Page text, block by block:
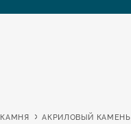
КАМНЯ
АКРИЛОВЫЙ КАМЕНЬ